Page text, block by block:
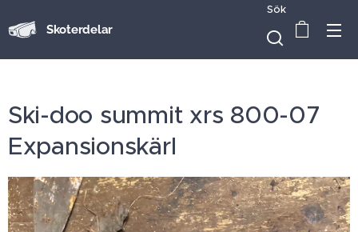
Skoterdelar
Sök
Ski-doo summit xrs 800-07
Expansionskärl